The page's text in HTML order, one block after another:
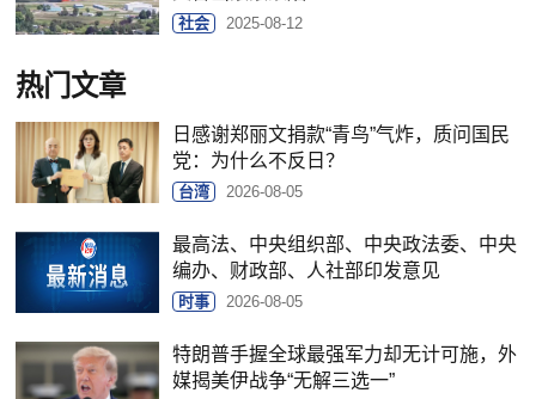
社会 2025-08-12
热门文章
日感谢郑丽文捐款“青鸟”气炸，质问国民
党：为什么不反日？
台湾 2026-08-05
最高法、中央组织部、中央政法委、中央
编办、财政部、人社部印发意见
时事 2026-08-05
特朗普手握全球最强军力却无计可施，外
媒揭美伊战争“无解三选一”